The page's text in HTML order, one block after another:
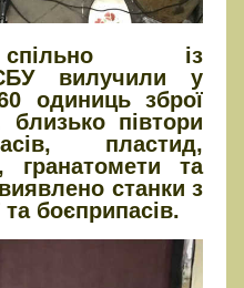
спільно із
СБУ вилучили у
одиниць зброї
близько півтори
пластид,
гранатомети та
станки з
боєприпасів.